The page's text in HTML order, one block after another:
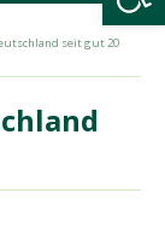
seit gut 20